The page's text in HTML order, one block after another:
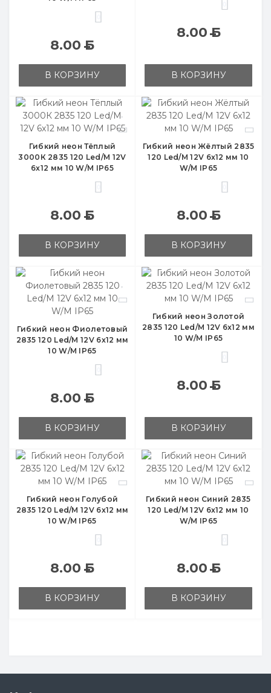
8.00Б
В КОРЗИНУ
8.00Б
В КОРЗИНУ
Гибкий неон Тёплый
3000К 2835 120 Led/M 12V
6x12 мм 10 W/M IP65
8.00Б
В КОРЗИНУ
Гибкий неон Жёлтый 2835
120 Led/M 12V 6x12 мм 10
W/M IP65
8.00Б
В КОРЗИНУ
Гибкий неон Фиолетовый
2835 120 Led/M 12V 6x12 мм
10 W/M IP65
8.00Б
В КОРЗИНУ
Гибкий неон Золотой
2835 120 Led/M 12V 6x12 мм
10 W/M IP65
8.00Б
В КОРЗИНУ
Гибкий неон Голубой
2835 120 Led/M 12V 6x12 мм
10 W/M IP65
8.00Б
В КОРЗИНУ
Гибкий неон Синий 2835
120 Led/M 12V 6x12 мм 10
W/M IP65
8.00Б
В КОРЗИНУ